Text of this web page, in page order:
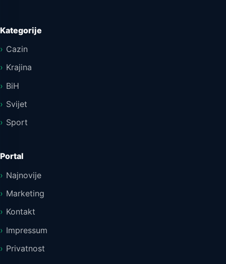
Kategorije
Cazin
Krajina
BiH
Svijet
Sport
Portal
Najnovije
Marketing
Kontakt
Impressum
Privatnost